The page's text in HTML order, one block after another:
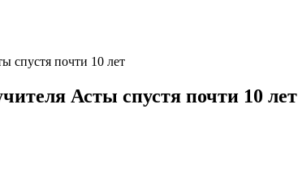
спустя почти 10 лет
Асты спустя почти 10 лет